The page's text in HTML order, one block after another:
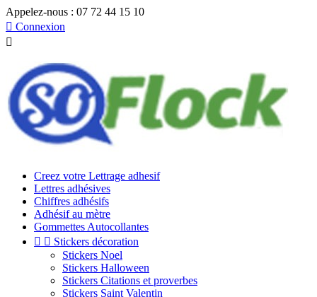
Appelez-nous : 07 72 44 15 10
 Connexion

Creez votre Lettrage adhesif
Lettres adhésives
Chiffres adhésifs
Adhésif au mètre
Gommettes Autocollantes
  Stickers décoration
Stickers Noel
Stickers Halloween
Stickers Citations et proverbes
Stickers Saint Valentin